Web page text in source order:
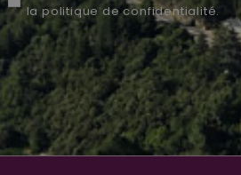
la politique de confidentialité.